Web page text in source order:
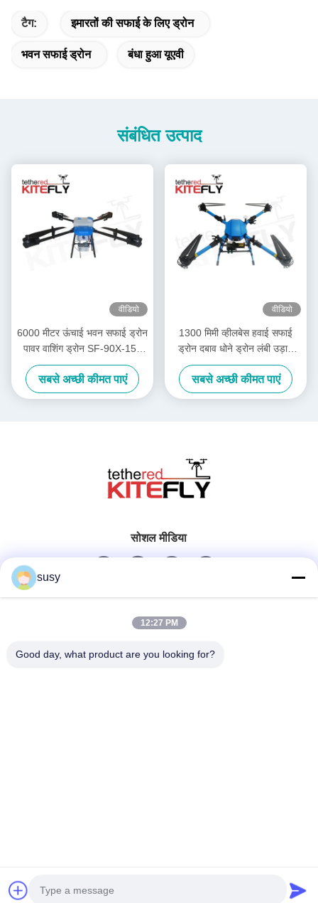
टैग: इमारतों की सफाई के लिए ड्रोन
भवन सफाई ड्रोन बंधा हुआ यूएवी
संबंधित उत्पाद
वीडियो
6000 मीटर ऊंचाई भवन सफाई ड्रोन
पावर वाशिंग ड्रोन SF-90X-150
पतंग
सबसे अच्छी कीमत पाएं
वीडियो
1300 मिमी व्हीलबेस हवाई सफाई
ड्रोन दबाव धोने ड्रोन लंबी उड़ान
समय SF-90X-110 पतंग
सबसे अच्छी कीमत पाएं
सोशल मीडिया
त्वरित संपर्क
चीन अच्छी गुणवत्ता टैथर्ड सिस्टम आपूर्तिकर्ता. कॉपीराइट © 2025-2026 Nanjing
Airfly Electronic Technology Co., Ltd. सभी अधिकार सुरक्षित हैं।
susy
12:27 PM
Good day, what product are you looking for?